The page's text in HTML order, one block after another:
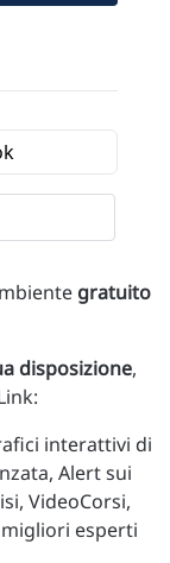
gratuito
disposizione,
interattivi di
Alert sui
VideoCorsi,
esperti